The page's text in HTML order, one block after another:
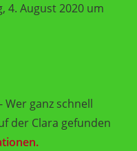
4. August 2020 um
- Wer ganz schnell
der Clara gefunden